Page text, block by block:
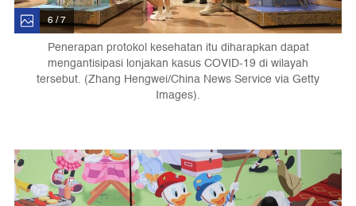
6 / 7
Penerapan protokol kesehatan itu diharapkan dapat
mengantisipasi lonjakan kasus COVID-19 di wilayah
tersebut. (Zhang Hengwei/China News Service via Getty
Images).